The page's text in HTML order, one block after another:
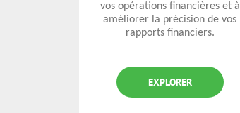
vos opérations financières et à
améliorer la précision de vos
rapports financiers.
EXPLORER